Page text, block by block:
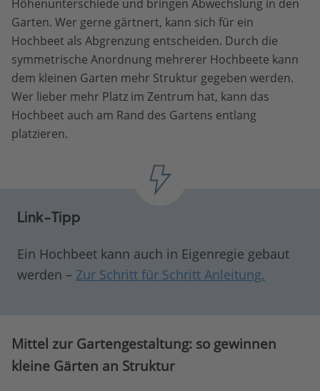
Höhenunterschiede und bringen Abwechslung in den
Garten. Wer gerne gärtnert, kann sich für ein
Hochbeet als Abgrenzung entscheiden. Durch die
symmetrische Anordnung mehrerer Hochbeete kann
dem kleinen Garten mehr Struktur gegeben werden.
Wer lieber mehr Platz im Zentrum hat, kann das
Hochbeet auch am Rand des Gartens entlang
platzieren.
Link-Tipp
Ein Hochbeet kann auch in Eigenregie gebaut
werden – Zur Schritt für Schritt Anleitung.
Mittel zur Gartengestaltung: so gewinnen
kleine Gärten an Struktur